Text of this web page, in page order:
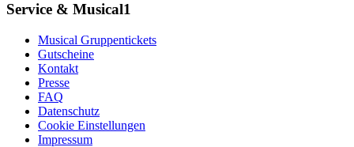
Service & Musical1
Musical Gruppentickets
Gutscheine
Kontakt
Presse
FAQ
Datenschutz
Cookie Einstellungen
Impressum